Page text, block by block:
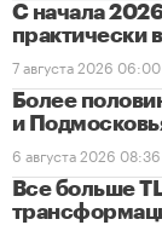
С начала
практически
7 августа 2026 06:00
Более
и
6 августа 2026 08:36
Все больше